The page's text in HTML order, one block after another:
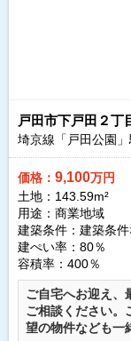
戸田市下戸田２丁
埼京線「戸田公園
価格： 9,100万円
土地：143.59m²
用途：商業地域
建築条件： 建築条件
建ぺい率：80％
容積率：400％
ご自宅へお迎え、
ご相談ください。
望の物件なども一